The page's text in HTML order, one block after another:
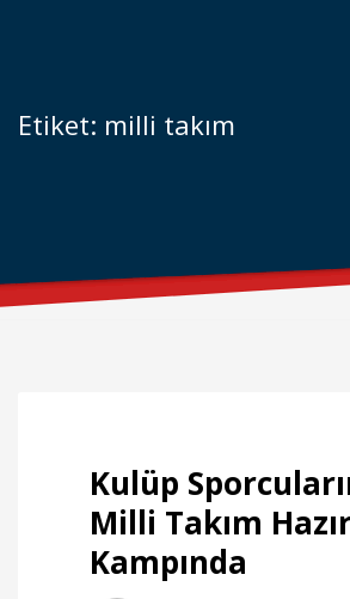
Etiket: milli takım
Kulüp
Milli Takım
Kampında